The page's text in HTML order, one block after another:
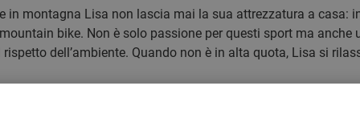
in montagna Lisa non lascia mai la sua attrezzatura a casa:
bike. Non è solo passione per questi sport ma
rispetto dell’ambiente. Quando non è in alta quota, Lisa si